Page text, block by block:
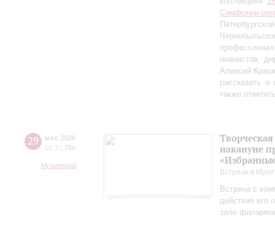
Симфонии-
пианистов,
Алексей
рассказать
также
29 мая 2026
18:30 Пт
Музиторий
накануне
Встречи в
Встреча с
действия его
зале